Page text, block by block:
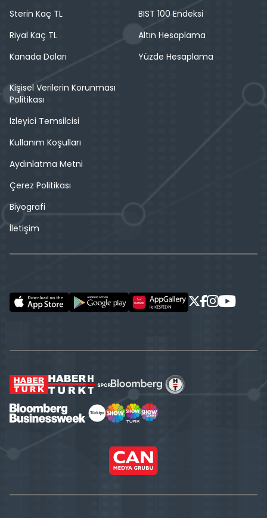
Sterin Kaç TL
Riyal Kaç TL
Kanada Doları
BIST 100 Endeksi
Altın Hesaplama
Yüzde Hesaplama
Kişisel Verilerin Korunması
Politikası
İzleyici Temsilcisi
Kullanım Koşulları
Aydınlatma Metni
Çerez Politikası
Biyografi
İletişim